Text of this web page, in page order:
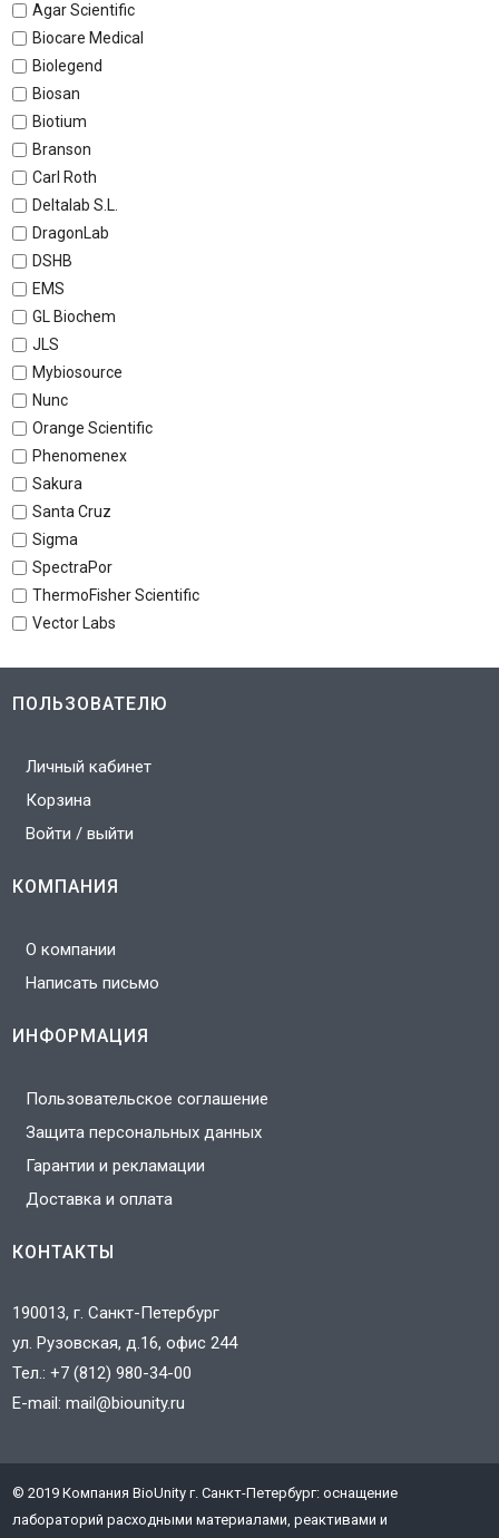
Agar Scientific
Biocare Medical
Biolegend
Biosan
Biotium
Branson
Carl Roth
Deltalab S.L.
DragonLab
DSHB
EMS
GL Biochem
JLS
Mybiosource
Nunc
Orange Scientific
Phenomenex
Sakura
Santa Cruz
Sigma
SpectraPor
ThermoFisher Scientific
Vector Labs
ПОЛЬЗОВАТЕЛЮ
Личный кабинет
Корзина
Войти / выйти
КОМПАНИЯ
О компании
Написать письмо
ИНФОРМАЦИЯ
Пользовательское соглашение
Защита персональных данных
Гарантии и рекламации
Доставка и оплата
КОНТАКТЫ
190013, г. Санкт-Петербург
ул. Рузовская, д.16, офис 244
Тел.:+7 (812) 980-34-00
E-mail:mail@biounity.ru
© 2019 Компания BioUnity г. Санкт-Петербург: оснащение
лабораторий расходными материалами, реактивами и